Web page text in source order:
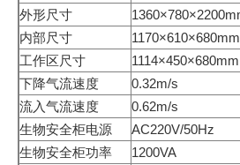
外形尺寸
内部尺寸
工作区尺寸
下降气流速度
0.32m/s
流入气流速度
0.62m/s
生物安全柜电源
AC220V/50Hz
生物安全柜功率
1200VA